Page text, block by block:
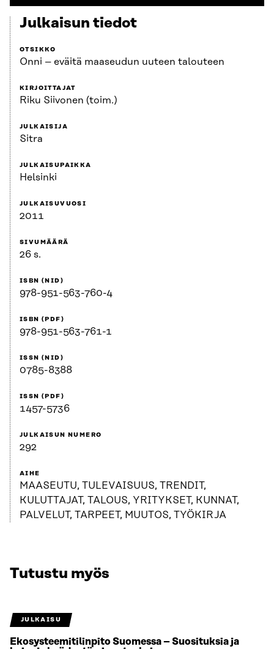
Julkaisun tiedot
OTSIKKO
Onni – eväitä maaseudun uuteen talouteen
KIRJOITTAJAT
Riku Siivonen (toim.)
JULKAISIJA
Sitra
JULKAISUPAIKKA
Helsinki
JULKAISUVUOSI
2011
SIVUMÄÄRÄ
26 s.
ISBN (NID)
978-951-563-760-4
ISBN (PDF)
978-951-563-761-1
ISSN (NID)
0785-8388
ISSN (PDF)
1457-5736
JULKAISUN NUMERO
292
AIHE
MAASEUTU, TULEVAISUUS, TRENDIT,
KULUTTAJAT, TALOUS, YRITYKSET, KUNNAT,
PALVELUT, TARPEET, MUUTOS, TYÖKIRJA
Tutustu myös
JULKAISU
Ekosysteemitilinpito Suomessa – Suosituksia ja